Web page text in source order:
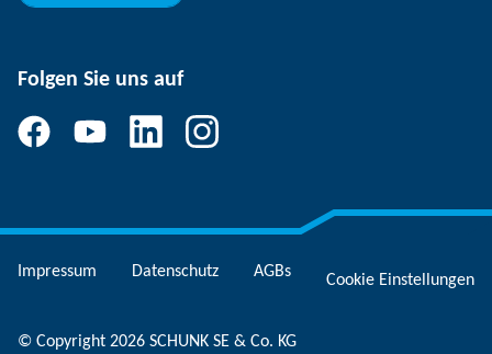
Folgen Sie uns auf
Impressum Datenschutz AGBs Cookie Einstellungen
© Copyright 2026 SCHUNK SE & Co. KG